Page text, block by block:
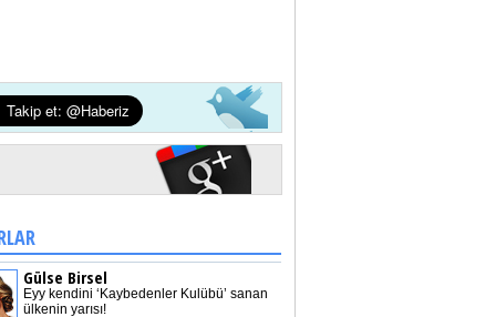
Gülse Birsel
Eyy kendini ‘Kaybedenler Kulübü’ sanan
ülkenin yarısı!